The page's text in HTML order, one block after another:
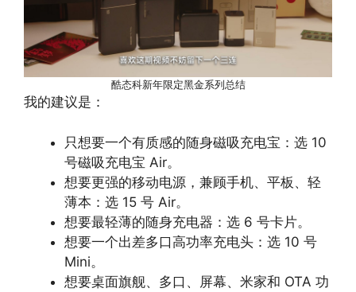
酷态科新年限定黑金系列总结
我的建议是：
只想要一个有质感的随身磁吸充电宝：选 10
号磁吸充电宝 Air。
想要更强的移动电源，兼顾手机、平板、轻
薄本：选 15 号 Air。
想要最轻薄的随身充电器：选 6 号卡片。
想要一个出差多口高功率充电头：选 10 号
Mini。
想要桌面旗舰、多口、屏幕、米家和 OTA 功